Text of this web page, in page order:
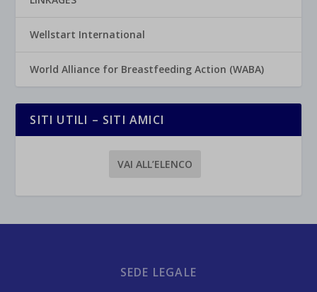
Wellstart International
World Alliance for Breastfeeding Action (WABA)
SITI UTILI – SITI AMICI
VAI ALL’ELENCO
SEDE LEGALE